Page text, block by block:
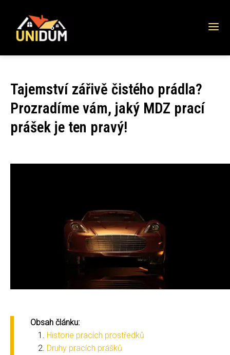
Tajemství zářivě čistého prádla?
Prozradíme vám, jaký MDZ prací
prášek je ten pravý!
Obsah článku:
Historie pracích prostředků
Druhy pracích prášků